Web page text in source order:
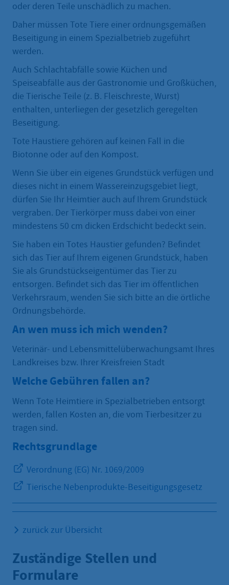
oder deren Teile unschädlich zu machen.
Daher müssen Tote Tiere einer ordnungsgemäßen
Beseitigung in einem Spezialbetrieb zugeführt
werden.
Auch Schlachtabfälle sowie Küchen und
Speiseabfälle aus der Gastronomie und Großküchen,
die Tierische Teile (z. B. Fleischreste, Wurst)
enthalten, unterliegen der gesetzlich geregelten
Beseitigung.
Tote Haustiere gehören auf keinen Fall in die
Biotonne oder auf den Kompost.
Wenn Sie über ein eigenes Grundstück verfügen und
dieses nicht in einem Wassereinzugsgebiet liegt,
dürfen Sie Ihr Heimtier auch auf Ihrem Grundstück
vergraben. Der Tierkörper muss dabei von einer
mindestens 50 cm dicken Erdschicht bedeckt sein.
Sie haben ein Totes Haustier gefunden? Befindet
sich das Tier auf Ihrem eigenen Grundstück, haben
Sie als Grundstückseigentümer das Tier zu
entsorgen. Befindet sich das Tier im öffentlichen
Verkehrsraum, wenden Sie sich bitte an die örtliche
Ordnungsbehörde.
An wen muss ich mich wenden?
Veterinär- und Lebensmittelüberwachungsamt Ihres
Landkreises bzw. Ihrer Kreisfreien Stadt
Welche Gebühren fallen an?
Wenn Tote Heimtiere in Spezialbetrieben entsorgt
werden, fallen Kosten an, die vom Tierbesitzer zu
tragen sind.
Rechtsgrundlage
Verordnung (EG) Nr. 1069/2009
Tierische Nebenprodukte-Beseitigungsgesetz
zurück zur Übersicht
Zuständige Stellen und
Formulare